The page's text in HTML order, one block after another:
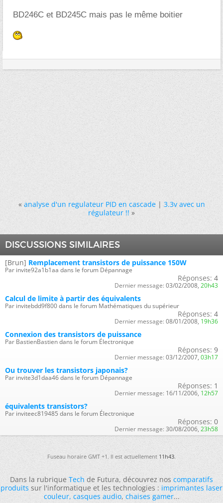
BD246C et BD245C mais pas le même boitier
« analyse d'un regulateur PID en cascade|3.3v avec un
régulateur !! »
DISCUSSIONS SIMILAIRES
[Brun] Remplacement transistors de puissance 150W
Par invite92a1b1aa dans le forum Dépannage
Réponses: 4
Dernier message: 03/02/2008, 20h43
Calcul de limite à partir des équivalents
Par invitebdd9f800 dans le forum Mathématiques du supérieur
Réponses: 4
Dernier message: 08/01/2008, 19h36
Connexion des transistors de puissance
Par BastienBastien dans le forum Électronique
Réponses: 9
Dernier message: 03/12/2007, 03h17
Ou trouver les transistors japonais?
Par invite3d1daa46 dans le forum Dépannage
Réponses: 1
Dernier message: 16/11/2006, 12h57
équivalents transistors?
Par inviteec819485 dans le forum Électronique
Réponses: 0
Dernier message: 30/08/2006, 23h58
Fuseau horaire GMT +1. Il est actuellement11h43.
Dans la rubriqueTechde Futura, découvrez noscomparatifs
produitssur l'informatique et les technologies :imprimantes laser
couleur,casques audio,chaises gamer...